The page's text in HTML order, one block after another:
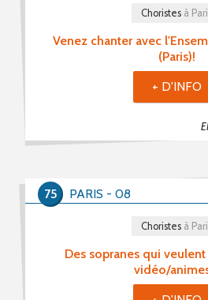
Venez chanter avec
(Paris)!
Choristes à
+ D'INFO
Des sopranes qui
vidéo/
Choristes à
PARIS - 08
75